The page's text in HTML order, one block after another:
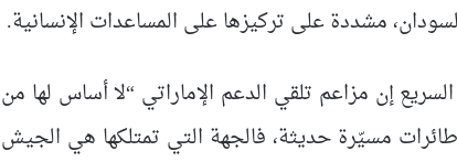
مشددة على تركيزها على المساعدات الإنسانية.
إن مزاعم تلقي الدعم الإماراتي “لا أساس لها من
مسيّرة حديثة، فالجهة التي تمتلكها هي الجيش